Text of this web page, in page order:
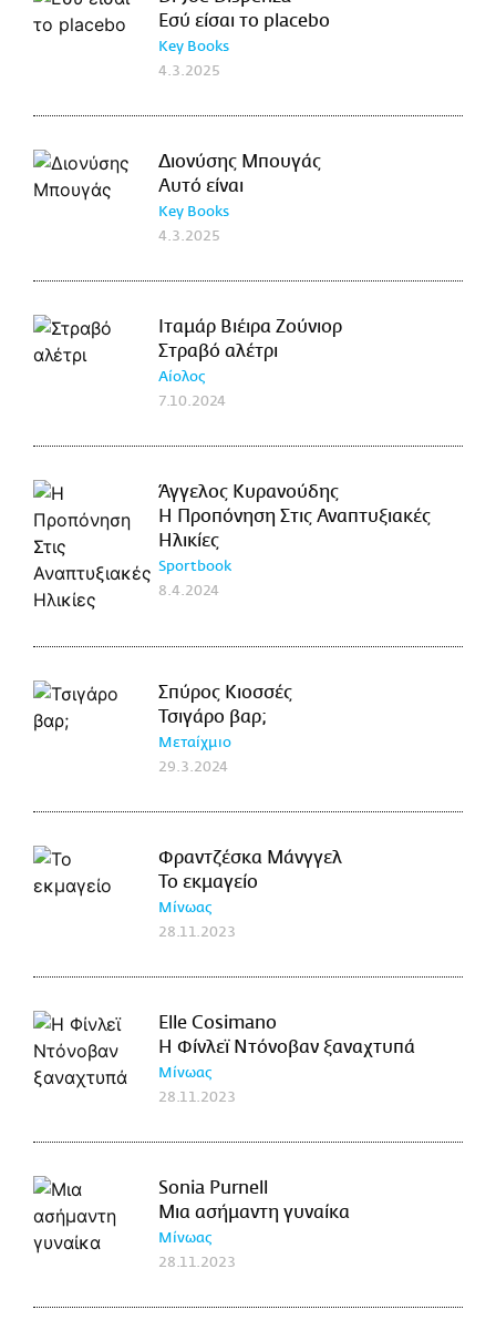
Εσύ είσαι το placebo
Key Books
4.3.2025
Διονύσης Μπουγάς
Αυτό είναι
Key Books
4.3.2025
Ιταμάρ Βιέιρα Ζούνιορ
Στραβό αλέτρι
Αίολος
7.10.2024
Άγγελος Κυρανούδης
Η Προπόνηση Στις Αναπτυξιακές
Ηλικίες
Sportbook
8.4.2024
Σπύρος Κιοσσές
Τσιγάρο βαρ;
Μεταίχμιο
29.3.2024
Φραντζέσκα Μάνγγελ
Το εκμαγείο
Μίνωας
28.11.2023
Elle Cosimano
Η Φίνλεϊ Ντόνοβαν ξαναχτυπά
Μίνωας
28.11.2023
Sonia Purnell
Μια ασήμαντη γυναίκα
Μίνωας
28.11.2023